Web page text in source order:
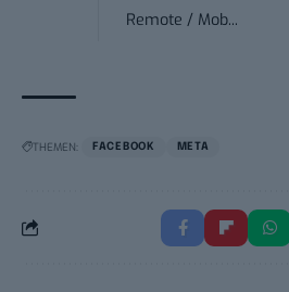
Remote / Mob...
THEMEN: FACEBOOK META